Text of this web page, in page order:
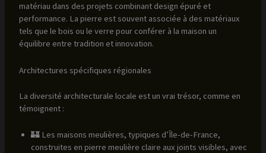
matériau dans des projets combinant design épuré et
performance. La pierre est souvent associée à des matériaux
tels que le bois ou le verre pour conférer à la maison un
équilibre entre tradition et innovation.
Architectures spécifiques régionales
La diversité architecturale locale est un vrai trésor, comme en
témoignent :
🏰 Les maisons meulières, typiques d’Île-de-France,
construites en pierre meulière claire aux joints visibles, avec